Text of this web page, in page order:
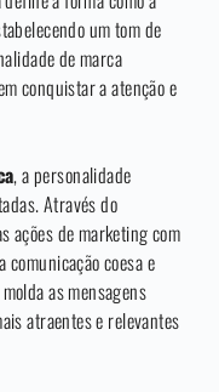
um tom de
de marca
conquistar a atenção e
, a personalidade
Através do
ações de marketing com
coesa e
as mensagens
atraentes e relevantes